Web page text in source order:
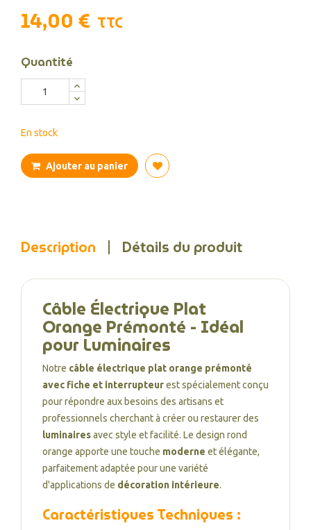
14,00 € TTC
Quantité
En stock
Ajouter au panier
Description Détails du produit
Câble Électrique Plat
Orange Prémonté - Idéal
pour Luminaires
Notre câble électrique plat orange prémonté
avec fiche et interrupteurest spécialement conçu
pour répondre aux besoins des artisans et
professionnels cherchant à créer ou restaurer des
luminairesavec style et facilité. Le design rond
orange apporte une touche moderne et élégante,
parfaitement adaptée pour une variété
d'applications de décoration intérieure.
Caractéristiques Techniques :